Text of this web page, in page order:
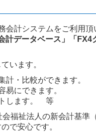
計システムをご利用頂
計データベース」「FX4
います。
計・比較ができます。
易にできます。
します。 等
福祉法人の新会計基準
で安心です。